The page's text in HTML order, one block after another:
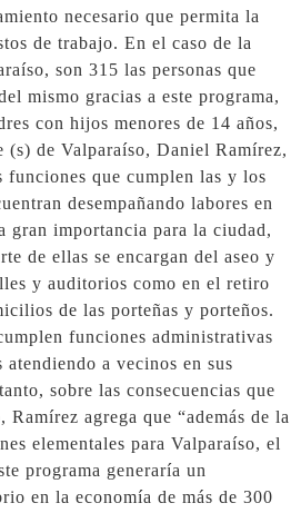
necesario que permita la
de trabajo. En el caso de la
son 315 las personas que
mismo gracias a este programa,
con hijos menores de 14 años,
de Valparaíso, Daniel Ramírez,
funciones que cumplen las y los
desempañando labores en
gran importancia para la ciudad,
de ellas se encargan del aseo y
y auditorios como en el retiro
de las porteñas y porteños.
funciones administrativas
a vecinos en sus
sobre las consecuencias que
Ramírez agrega que “además de la
elementales para Valparaíso, el
programa generaría un
en la economía de más de 300